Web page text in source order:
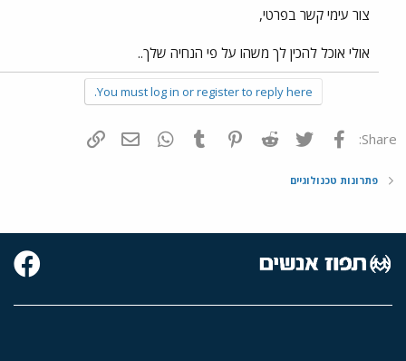
צור עימי קשר בפרטי,
אולי אוכל להכין לך משהו על פי הנחיה שלך..
You must log in or register to reply here.
Share: פייסבוק Twitter
Reddit
Pinterest
Tumblr
WhatsAppדואר אלקטרוני
פתרונות טכנולוגיים